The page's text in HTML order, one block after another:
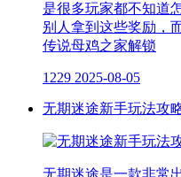
是很多玩家都不知道
别人拿到这些奖励，
传说母鸡之家解锁
1229 2025-08-05
无期迷途新手玩法攻
无期迷途是一款非常